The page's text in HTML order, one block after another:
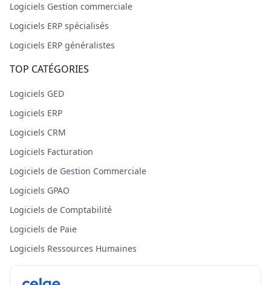
Logiciels Gestion commerciale
Logiciels ERP spécialisés
Logiciels ERP généralistes
TOP CATÉGORIES
Logiciels GED
Logiciels ERP
Logiciels CRM
Logiciels Facturation
Logiciels de Gestion Commerciale
Logiciels GPAO
Logiciels de Comptabilité
Logiciels de Paie
Logiciels Ressources Humaines